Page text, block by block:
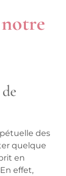
des
quelque
en
effet,